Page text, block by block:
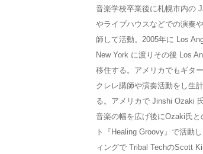
音楽学校卒業後に札幌市内の
やライブハウスなどでの演奏
師して活動。2005年に Los
New York に渡りその後 Los
移住する。アメリカでもギタ
クレレ講師や演奏活動をし生
る。アメリカで Jinshi Ozaki
音楽の幅を広げ後にOzaki氏と
ト『Healing Groovy』で活動
ィングで Tribal TechのScott